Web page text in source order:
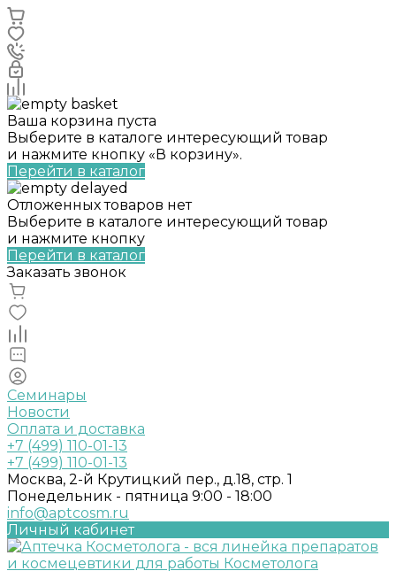
Ваша корзина пуста
Выберите в каталоге интересующий товар
и нажмите кнопку «В корзину».
Перейти в каталог
Отложенных товаров нет
Выберите в каталоге интересующий товар
и нажмите кнопку
Перейти в каталог
Заказать звонок
Семинары
Новости
Оплата и доставка
+7 (499) 110-01-13
+7 (499) 110-01-13
Москва, 2-й Крутицкий пер., д.18, стр. 1
Понедельник - пятница 9:00 - 18:00
info@aptcosm.ru
Личный кабинет